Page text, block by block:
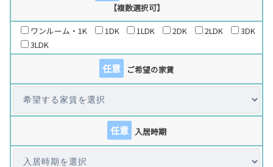
【複数選択可】
ワンルーム・1K
1DK 1LDK 2DK 2LDK
3DK
3LDK
任意 ご希望の家賃
任意 入居時期